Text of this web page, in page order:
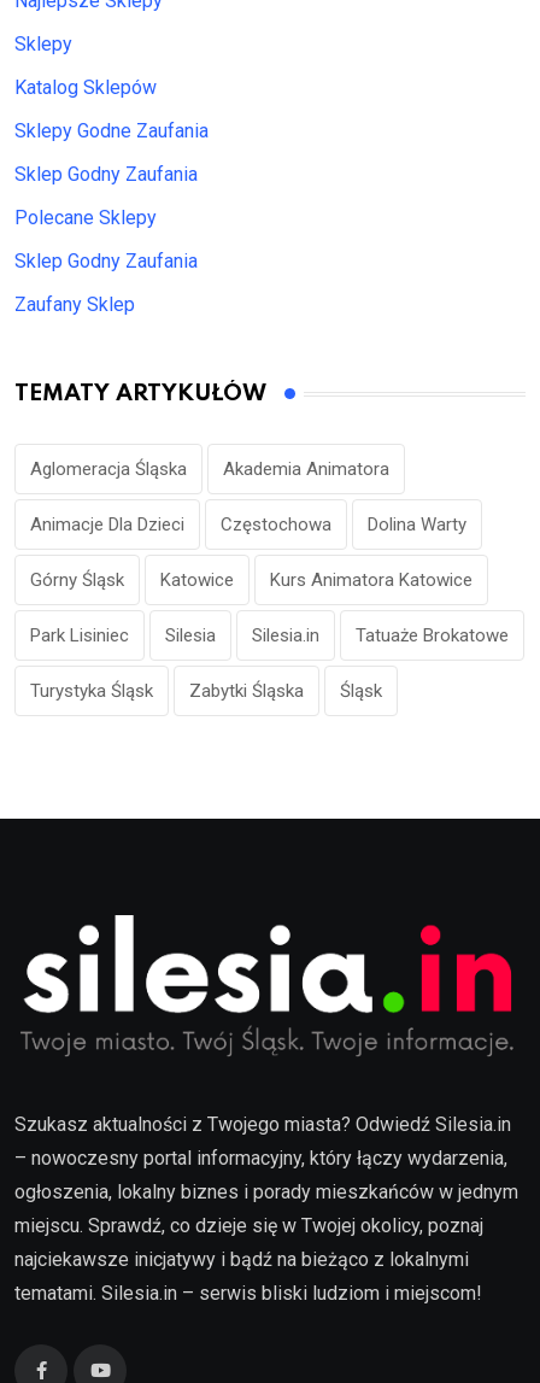
Sklepy
Katalog Sklepów
Sklepy Godne Zaufania
Sklep Godny Zaufania
Polecane Sklepy
Sklep Godny Zaufania
Zaufany Sklep
TEMATY ARTYKUŁÓW
Aglomeracja Śląska Akademia Animatora
Animacje Dla Dzieci Częstochowa Dolina Warty
Górny Śląsk Katowice Kurs Animatora Katowice
Park Lisiniec Silesia Silesia.in Tatuaże Brokatowe
Turystyka Śląsk Zabytki Śląska Śląsk
Szukasz aktualności z Twojego miasta? Odwiedź Silesia.in
– nowoczesny portal informacyjny, który łączy wydarzenia,
ogłoszenia, lokalny biznes i porady mieszkańców w jednym
miejscu. Sprawdź, co dzieje się w Twojej okolicy, poznaj
najciekawsze inicjatywy i bądź na bieżąco z lokalnymi
tematami. Silesia.in – serwis bliski ludziom i miejscom!